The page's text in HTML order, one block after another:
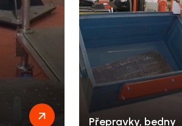
Přepravky, bedny